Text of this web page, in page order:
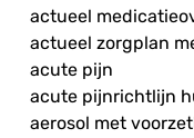
actueel
actueel zorgplan
acute pijn
acute pijnrichtlijn
aerosol met